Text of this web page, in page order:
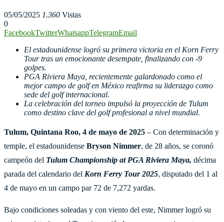
05/05/2025 1.360 Vistas
0
FacebookTwitterWhatsappTelegramEmail
El estadounidense logró su primera victoria en el Korn Ferry
Tour tras un emocionante desempate, finalizando con -9
golpes.
PGA Riviera Maya, recientemente galardonado como el
mejor campo de golf en México reafirma su liderazgo como
sede del golf internacional.
La celebración del torneo impulsó la proyección de Tulum
como destino clave del golf profesional a nivel mundial.
Tulum, Quintana Roo, 4 de mayo de 2025 – Con determinación y
temple, el estadounidense Bryson Nimmer, de 28 años, se coronó
campeón del Tulum Championship at PGA Riviera Maya, décima
parada del calendario del Korn Ferry Tour 2025, disputado del 1 al
4 de mayo en un campo par 72 de 7,272 yardas.
Bajo condiciones soleadas y con viento del este, Nimmer logró su